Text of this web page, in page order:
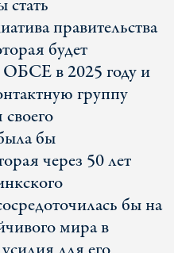
правительства
будет
ОБСЕ в 2025 году и
группу
бы
через 50 лет
бы на
мира в